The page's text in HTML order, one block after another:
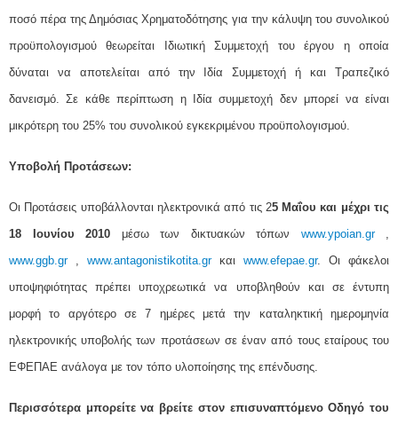
ποσό πέρα της Δημόσιας Χρηματοδότησης για την κάλυψη του συνολικού
προϋπολογισμού θεωρείται Ιδιωτική Συμμετοχή του έργου η οποία
δύναται να αποτελείται από την Ιδία Συμμετοχή ή και Τραπεζικό
δανεισμό. Σε κάθε περίπτωση η Ιδία συμμετοχή δεν μπορεί να είναι
μικρότερη του 25% του συνολικού εγκεκριμένου προϋπολογισμού.
Υποβολή Προτάσεων:
Οι Προτάσεις υποβάλλονται ηλεκτρονικά από τις 25 Μαΐου και μέχρι τις
18 Ιουνίου 2010 μέσω των δικτυακών τόπων www.ypoian.gr
,
www.ggb.gr
, www.antagonistikotita.gr και www.efepae.gr. Οι φάκελοι
υποψηφιότητας πρέπει υποχρεωτικά να υποβληθούν και σε έντυπη
μορφή το αργότερο σε 7 ημέρες μετά την καταληκτική ημερομηνία
ηλεκτρονικής υποβολής των προτάσεων σε έναν από τους εταίρους του
ΕΦΕΠΑΕ ανάλογα με τον τόπο υλοποίησης της επένδυσης.
Περισσότερα μπορείτε να βρείτε στον επισυναπτόμενο Οδηγό του